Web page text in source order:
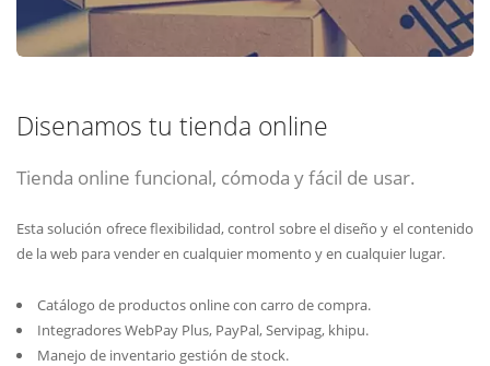
Disenamos tu tienda online
Tienda online funcional, cómoda y fácil de usar.
Esta solución ofrece flexibilidad, control sobre el diseño y el contenido
de la web para vender en cualquier momento y en cualquier lugar.
Catálogo de productos online con carro de compra.
Integradores WebPay Plus, PayPal, Servipag, khipu.
Manejo de inventario gestión de stock.